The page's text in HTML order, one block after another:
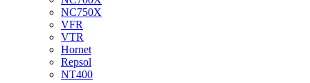
NC750X
VFR
VTR
Hornet
Repsol
NT400